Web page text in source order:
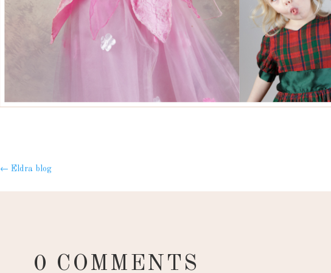
←Eldra blog
0 COMMENTS